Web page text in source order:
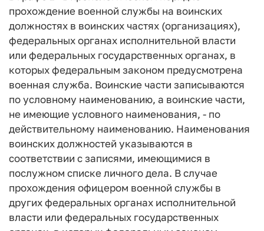
прохождение военной службы на воинских
должностях в воинских частях (организациях),
федеральных органах исполнительной власти
или федеральных государственных органах, в
которых федеральным законом предусмотрена
военная служба. Воинские части записываются
по условному наименованию, а воинские части,
не имеющие условного наименования, - по
действительному наименованию. Наименования
воинских должностей указываются в
соответствии с записями, имеющимися в
послужном списке личного дела. В случае
прохождения офицером военной службы в
других федеральных органах исполнительной
власти или федеральных государственных